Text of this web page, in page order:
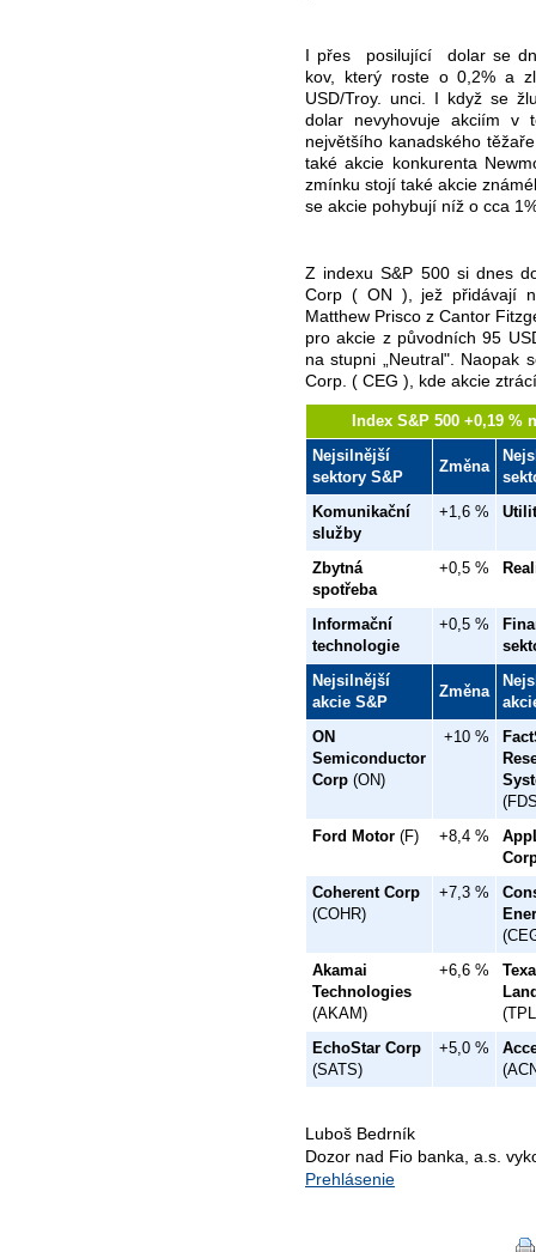
I přes posilující
dolar se
kov, který roste o 0,2% a
USD/Troy. unci. I když se
dolar nevyhovuje akciím v
největšího kanadského
také akcie konkurenta
zmínku stojí také akcie
se akcie pohybují níž o cca
Z indexu S&P 500 si dnes
Corp ( ON ), jež přidávají
Matthew Prisco z Cantor
pro akcie z původních 95
na stupni „Neutral". Naopak
Corp. ( CEG ), kde akcie
Index S&P 500 +0,19 %
Nejsilnější
sektory S&P
Změna
Komunikační
služby
+1,6 %
Zbytná
spotřeba
+0,5 %
Informační
technologie
+0,5 %
Nejsilnější
akcie S&P
Změna
ON
Semiconductor
Corp (ON)
+10 %
Ford Motor (F) +8,4 %
Coherent Corp
(COHR)
+7,3 %
Akamai
Technologies
(AKAM)
+6,6 %
EchoStar Corp
(SATS)
+5,0 %
Luboš Bedrník
Dozor nad Fio banka, a.s.
Prehlásenie